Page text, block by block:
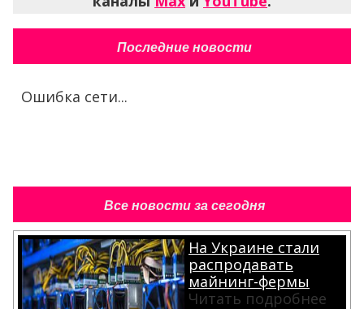
Последние новости
Ошибка сети...
Все новости за сегодня
На Украине стали
распродавать
майнинг-фермы
Читать подробнее